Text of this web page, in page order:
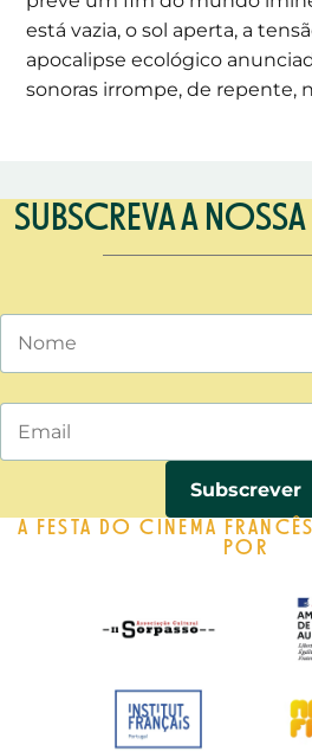
está vazia, o sol aperta, a
apocalipse ecológico
sonoras irrompe, de repente,
SUBSCREVA A NOSSA
A FESTA DO CINEMA
POR